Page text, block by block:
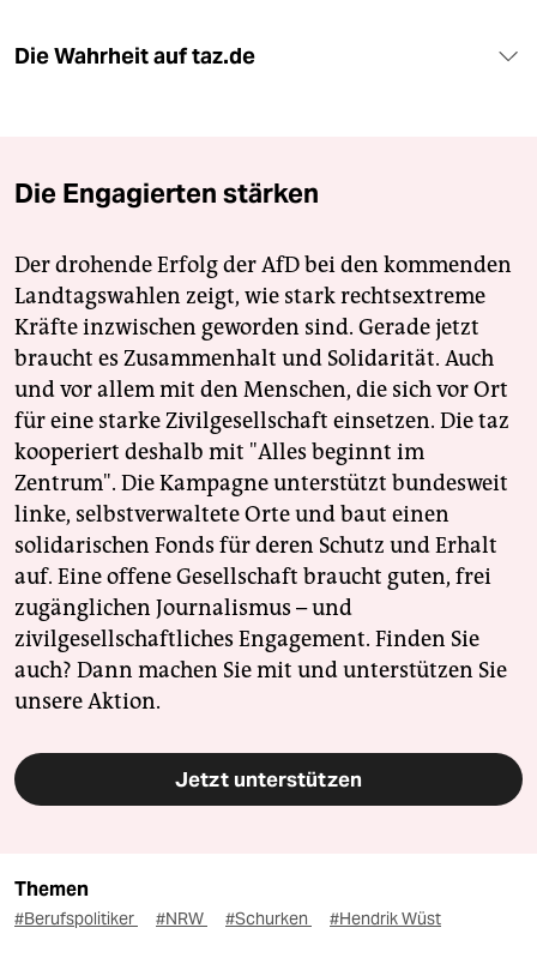
Die Wahrheit auf taz.de
Die Engagierten stärken
Der drohende Erfolg der AfD bei den kommenden
Landtagswahlen zeigt, wie stark rechtsextreme
Kräfte inzwischen geworden sind. Gerade jetzt
braucht es Zusammenhalt und Solidarität. Auch
und vor allem mit den Menschen, die sich vor Ort
für eine starke Zivilgesellschaft einsetzen. Die taz
kooperiert deshalb mit "Alles beginnt im
Zentrum". Die Kampagne unterstützt bundesweit
linke, selbstverwaltete Orte und baut einen
solidarischen Fonds für deren Schutz und Erhalt
auf. Eine offene Gesellschaft braucht guten, frei
zugänglichen Journalismus – und
zivilgesellschaftliches Engagement. Finden Sie
auch? Dann machen Sie mit und unterstützen Sie
unsere Aktion.
Jetzt unterstützen
Themen
#Berufspolitiker #NRW #Schurken #Hendrik Wüst